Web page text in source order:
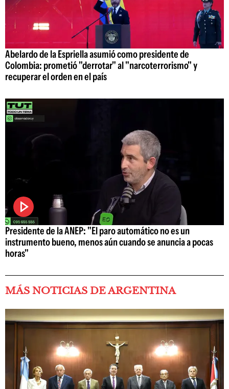
Abelardo de la Espriella asumió como presidente de
Colombia: prometió "derrotar" al "narcoterrorismo" y
recuperar el orden en el país
Presidente de la ANEP: "El paro automático no es un
instrumento bueno, menos aún cuando se anuncia a pocas
horas"
MÁS NOTICIAS DE ARGENTINA